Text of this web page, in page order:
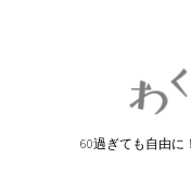
60過ぎても自由に